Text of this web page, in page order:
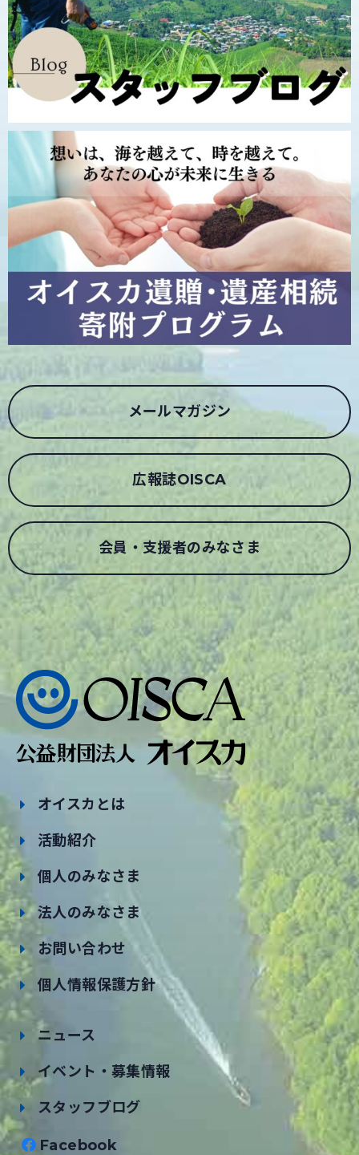
メールマガジン
広報誌OISCA
会員・支援者のみなさま
オイスカとは
活動紹介
個人のみなさま
法人のみなさま
お問い合わせ
個人情報保護方針
ニュース
イベント・募集情報
スタッフブログ
Facebook